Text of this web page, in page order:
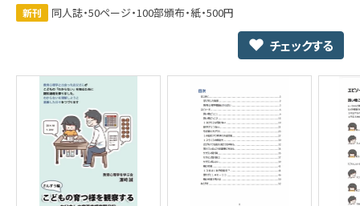
新刊 同人誌・50ページ・100部頒布・紙・500円
チェックする